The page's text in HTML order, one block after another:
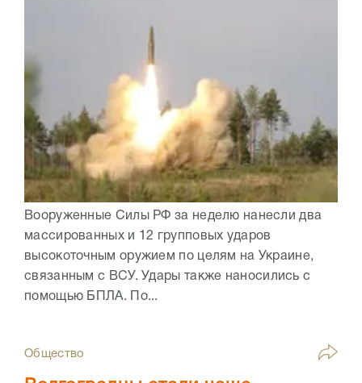
Вооруженные Силы РФ за неделю нанесли два
массированных и 12 групповых ударов
высокоточным оружием по целям на Украине,
связанным с ВСУ. Удары также наносились с
помощью БПЛА. По...
Общество